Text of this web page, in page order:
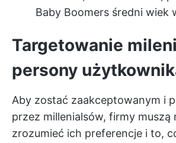
Baby Boomers średni wiek
Targetowanie
persony
Aby zostać zaakceptowanym i
przez millenialsów, firmy muszą
zrozumieć ich preferencje i to,